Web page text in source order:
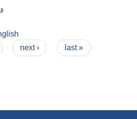
भण्डारी
next › last »